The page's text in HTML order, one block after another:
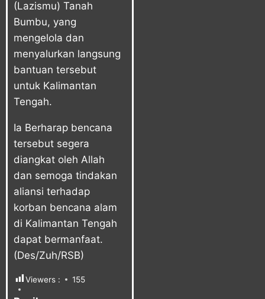
(Lazismu) Tanah
Bumbu, yang
mengelola dan
menyalurkan langsung
bantuan tersebut
untuk Kalimantan
Tengah.
Ia Berharap bencana
tersebut segera
diangkat oleh Allah
dan semoga tindakan
aliansi terhadap
korban bencana alam
di Kalimantan Tengah
dapat bermanfaat.
(Des/Zuh/RSB)
Viewers : 155